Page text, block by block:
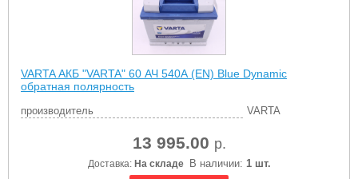
VARTA АКБ "VARTA" 60 АЧ 540А (EN) Blue Dynamic
обратная полярность
производитель VARTA
13 995.00 р.
Доставка: На складе В наличии: 1 шт.